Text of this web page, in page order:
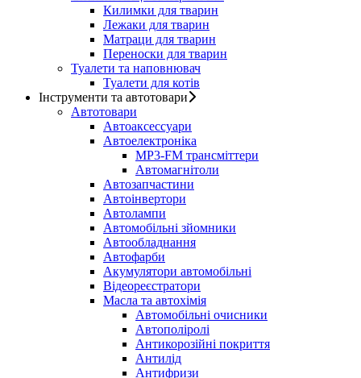
Килимки для тварин
Лежаки для тварин
Матраци для тварин
Переноски для тварин
Туалети та наповнювач
Туалети для котів
Інструменти та автотовари
Автотовари
Автоаксессуари
Автоелектроніка
MP3-FM трансміттери
Автомагнітоли
Автозапчастини
Автоінвертори
Автолампи
Автомобільні зйомники
Автообладнання
Автофарби
Акумулятори автомобільні
Відеореєстратори
Масла та автохімія
Автомобільні очисники
Автополіролі
Антикорозійні покриття
Антилід
Антифризи